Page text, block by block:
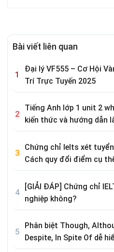
Bài viết liên quan
Đại lý VF555 – Cơ Hội
Trí Trực Tuyến 2025
Tiếng Anh lớp 1 unit 2
kiến thức và hướng dẫn
Chứng chỉ Ielts xét
Cách quy đổi điểm cụ
[GIẢI ĐÁP] Chứng chỉ
nghiệp không?
Phân biệt Though,
Despite, In Spite Of dễ